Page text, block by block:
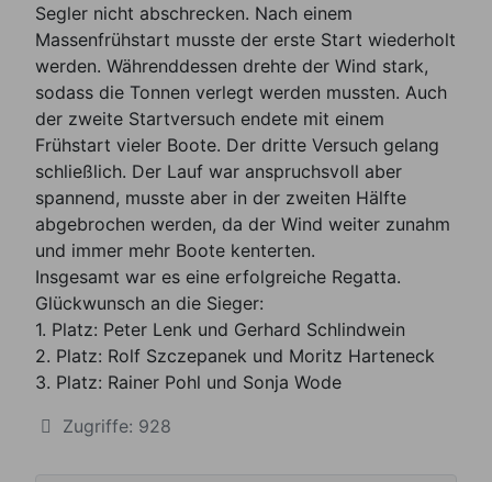
Segler nicht abschrecken. Nach einem
Massenfrühstart musste der erste Start wiederholt
werden. Währenddessen drehte der Wind stark,
sodass die Tonnen verlegt werden mussten. Auch
der zweite Startversuch endete mit einem
Frühstart vieler Boote. Der dritte Versuch gelang
schließlich. Der Lauf war anspruchsvoll aber
spannend, musste aber in der zweiten Hälfte
abgebrochen werden, da der Wind weiter zunahm
und immer mehr Boote kenterten.
Insgesamt war es eine erfolgreiche Regatta.
Glückwunsch an die Sieger:
1. Platz: Peter Lenk und Gerhard Schlindwein
2. Platz: Rolf Szczepanek und Moritz Harteneck
3. Platz: Rainer Pohl und Sonja Wode
Zugriffe: 928